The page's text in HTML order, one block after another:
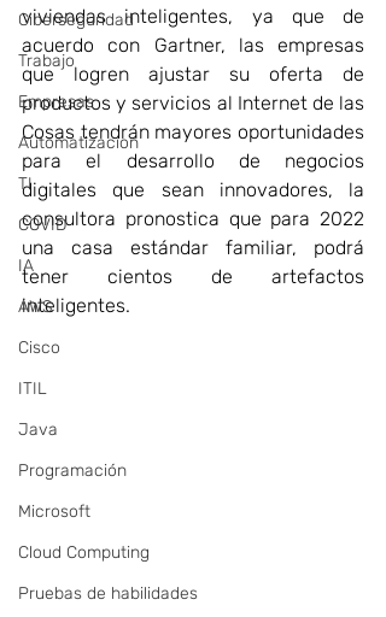
Ciberseguridad
Trabajo
Empresas
Automatizacion
TI
COVID
IA
AWS
Cisco
ITIL
Java
Programación
Microsoft
Cloud Computing
Pruebas de habilidades
viviendas inteligentes, ya que de
acuerdo con Gartner, las empresas
que logren ajustar su oferta de
productos y servicios al Internet de las
Cosas tendrán mayores oportunidades
para el desarrollo de negocios
digitales que sean innovadores, la
consultora pronostica que para 2022
una casa estándar familiar, podrá
tener cientos de artefactos
inteligentes.